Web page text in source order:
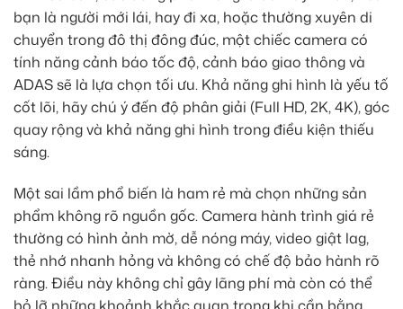
bạn là người mới lái, hay đi xa, hoặc thường xuyên di
chuyển trong đô thị đông đúc, một chiếc camera có
tính năng cảnh báo tốc độ, cảnh báo giao thông và
ADAS sẽ là lựa chọn tối ưu. Khả năng ghi hình là yếu tố
cốt lõi, hãy chú ý đến độ phân giải (Full HD, 2K, 4K), góc
quay rộng và khả năng ghi hình trong điều kiện thiếu
sáng.
Một sai lầm phổ biến là ham rẻ mà chọn những sản
phẩm không rõ nguồn gốc. Camera hành trình giá rẻ
thường có hình ảnh mờ, dễ nóng máy, video giật lag,
thẻ nhớ nhanh hỏng và không có chế độ bảo hành rõ
ràng. Điều này không chỉ gây lãng phí mà còn có thể